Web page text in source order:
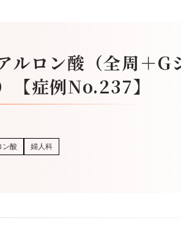
ン酸 婦人科
ルロン酸（全周＋G
【症例No.237】